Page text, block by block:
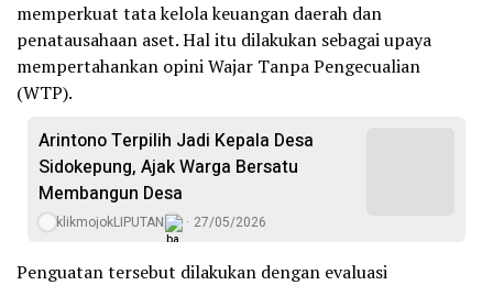
memperkuat tata kelola keuangan daerah dan
penatausahaan aset. Hal itu dilakukan sebagai upaya
mempertahankan opini Wajar Tanpa Pengecualian
(WTP).
Arintono Terpilih Jadi Kepala Desa
Sidokepung, Ajak Warga Bersatu
Membangun Desa
klikmojokLIPUTAN 27/05/2026
Penguatan tersebut dilakukan dengan evaluasi